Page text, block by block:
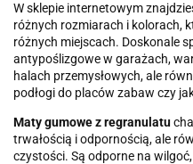
W sklepie internetowym
różnych rozmiarach i kolorach,
różnych miejscach. Doskonale
antypoślizgowe w garażach,
halach przemysłowych, ale
podłogi do placów zabaw czy
Maty gumowe z regranulatu
trwałością i odpornością, ale
czystości. Są odporne na